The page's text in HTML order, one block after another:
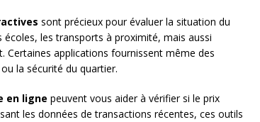
sont précieux pour évaluer la situation du
les transports à proximité, mais aussi
Certaines applications fournissent même des
la sécurité du quartier.
en ligne peuvent vous aider à vérifier si le prix
les données de transactions récentes, ces outils